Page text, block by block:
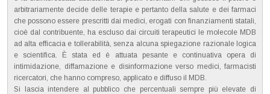
arbitrariamente decide delle terapie e pertanto della salute e dei farmaci
che possono essere prescritti dai medici, erogati con finanziamenti statali,
cioè dal contribuente, ha escluso dai circuiti terapeutici le molecole MDB
ad alta efficacia e tollerabilità, senza alcuna spiegazione razionale logica
e scientifica. È stata ed è attuata pesante e continuativa opera di
intimidazione, diffamazione e disinformazione verso medici, farmacisti
ricercatori, che hanno compreso, applicato e diffuso il MDB.
Si lascia intendere al pubblico che percentuali sempre più elevate di